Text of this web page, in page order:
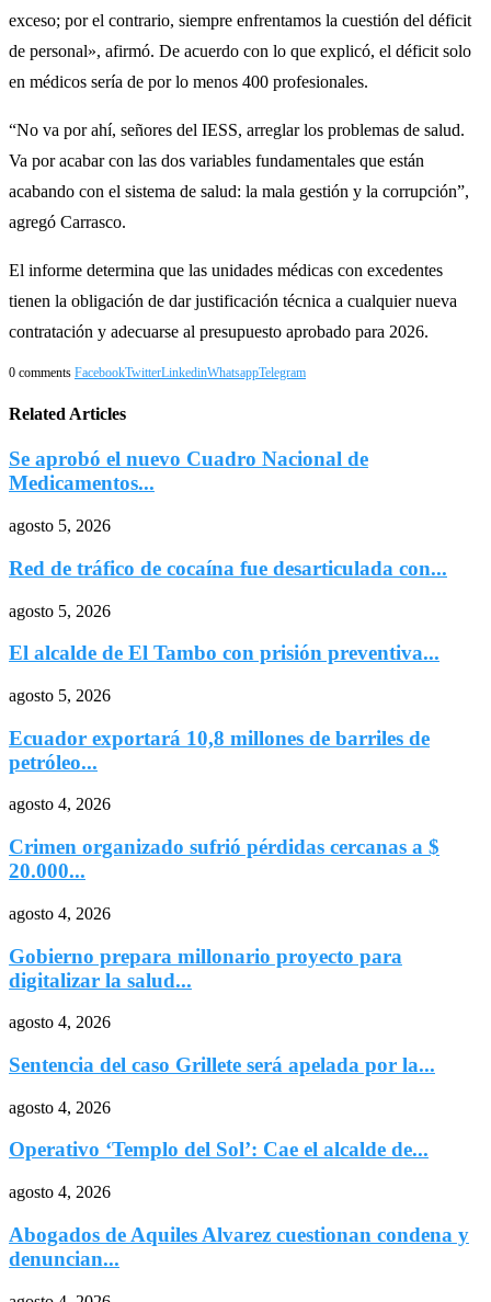
exceso; por el contrario, siempre enfrentamos la cuestión del déficit
de personal», afirmó. De acuerdo con lo que explicó, el déficit solo
en médicos sería de por lo menos 400 profesionales.
“No va por ahí, señores del IESS, arreglar los problemas de salud.
Va por acabar con las dos variables fundamentales que están
acabando con el sistema de salud: la mala gestión y la corrupción”,
agregó Carrasco.
El informe determina que las unidades médicas con excedentes
tienen la obligación de dar justificación técnica a cualquier nueva
contratación y adecuarse al presupuesto aprobado para 2026.
0 comments FacebookTwitterLinkedinWhatsappTelegram
Related Articles
Se aprobó el nuevo Cuadro Nacional de
Medicamentos...
agosto 5, 2026
Red de tráfico de cocaína fue desarticulada con...
agosto 5, 2026
El alcalde de El Tambo con prisión preventiva...
agosto 5, 2026
Ecuador exportará 10,8 millones de barriles de
petróleo...
agosto 4, 2026
Crimen organizado sufrió pérdidas cercanas a $
20.000...
agosto 4, 2026
Gobierno prepara millonario proyecto para
digitalizar la salud...
agosto 4, 2026
Sentencia del caso Grillete será apelada por la...
agosto 4, 2026
Operativo ‘Templo del Sol’: Cae el alcalde de...
agosto 4, 2026
Abogados de Aquiles Alvarez cuestionan condena y
denuncian...